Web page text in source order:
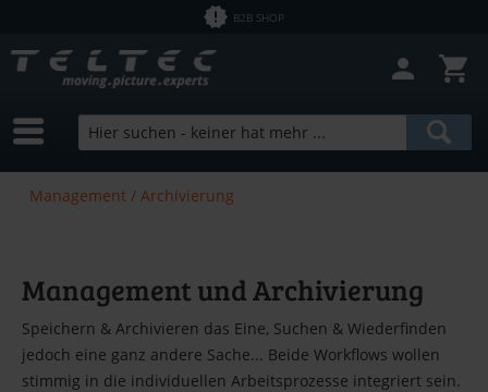
B2B SHOP
Management / Archivierung
Management und Archivierung
Speichern & Archivieren das Eine, Suchen & Wiederfinden
jedoch eine ganz andere Sache... Beide Workflows wollen
stimmig in die individuellen Arbeitsprozesse integriert sein.